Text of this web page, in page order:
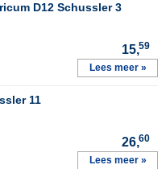
D12 Schussler 3
15,59
Lees meer »
11
26,60
Lees meer »